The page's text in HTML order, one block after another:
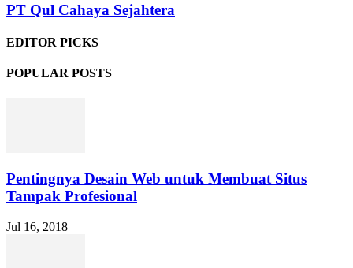
PT Qul Cahaya Sejahtera
EDITOR PICKS
POPULAR POSTS
Pentingnya Desain Web untuk Membuat Situs
Tampak Profesional
Jul 16, 2018